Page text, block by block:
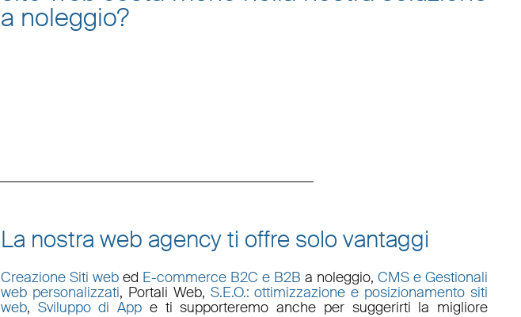
a noleggio?
La nostra web agency ti offre solo vantaggi
Creazione Siti web ed E-commerce B2C e B2B a noleggio,CMS e Gestionali
web personalizzati, Portali Web, S.E.O.: ottimizzazione e posizionamento siti
web, Sviluppo di App e ti supporteremo anche per suggerirti la migliore